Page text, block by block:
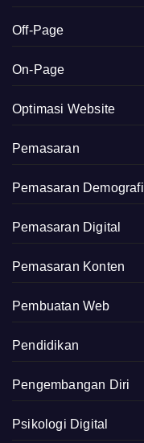
Off-Page
On-Page
Optimasi Website
Pemasaran
Pemasaran Demografi
Pemasaran Digital
Pemasaran Konten
Pembuatan Web
Pendidikan
Pengembangan Diri
Psikologi Digital